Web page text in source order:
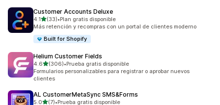
Customer Accounts Deluxe
4.1de 5 estrellas
(33)
33 reseñas en total
•Plan gratis disponible
Más retención y recompras con un portal de clientes moderno
Built for Shopify
Helium Customer Fields
4.6de 5 estrellas
(306)
306 reseñas en total
•Prueba gratis disponible
Formularios personalizables para registrar o aprobar nuevos
clientes
AL CustomerMetaSync SMS&Forms
5.0de 5 estrellas
(7)•Prueba gratis disponible